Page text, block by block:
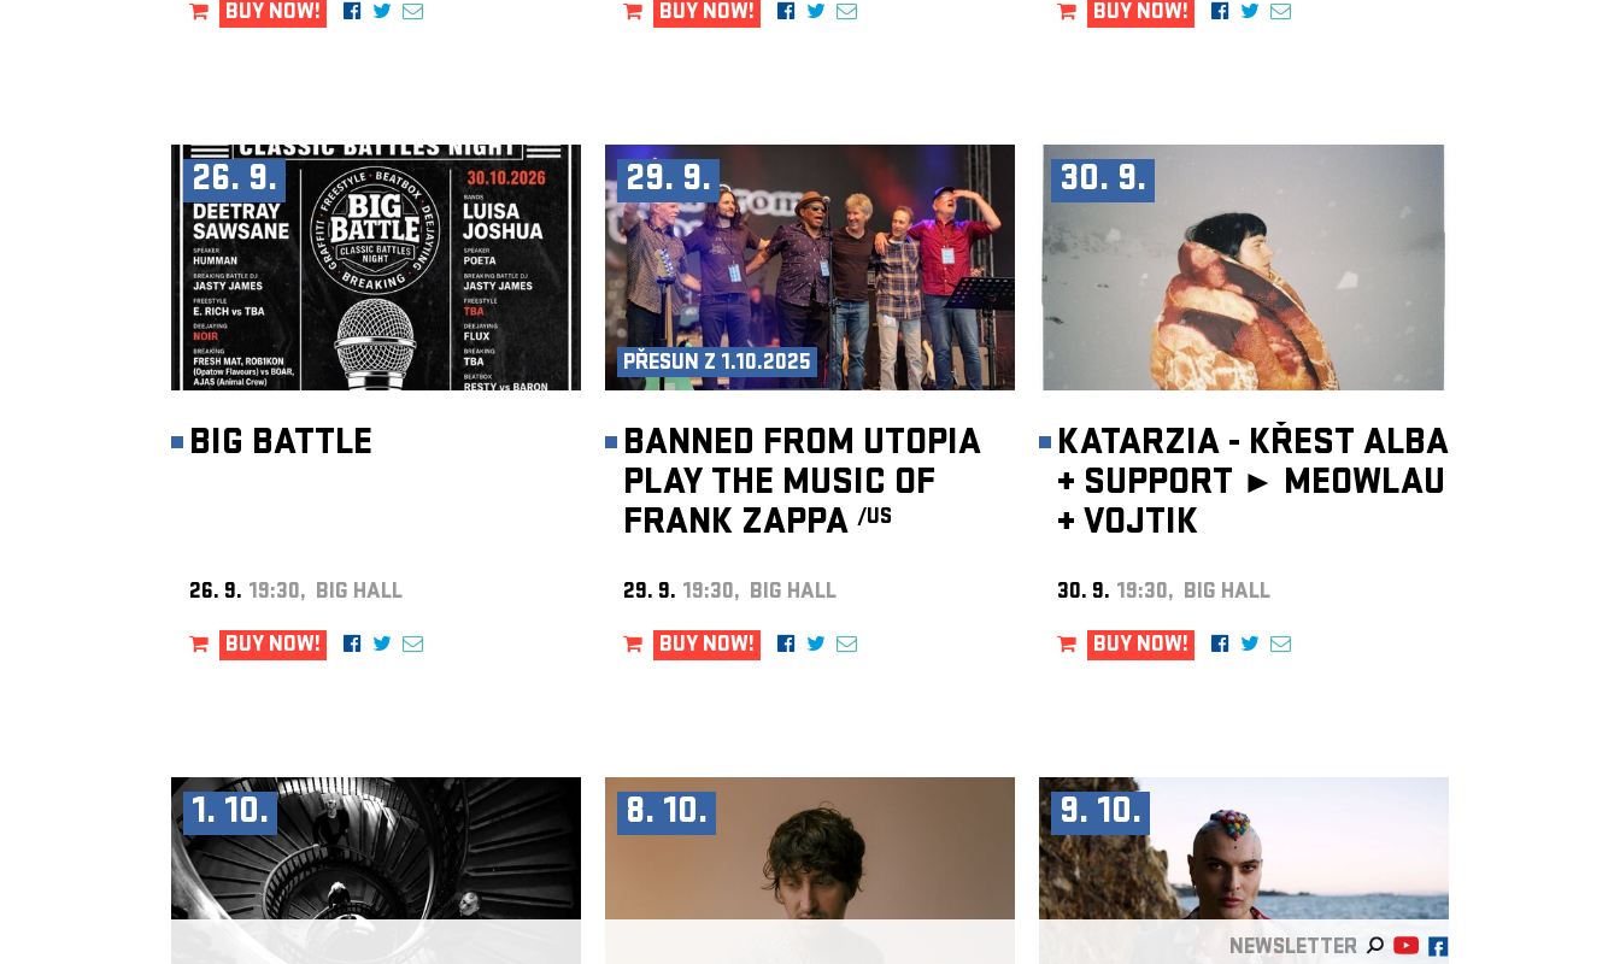
BUY NOW!
BUY NOW!
BUY NOW!
26. 9.
BIG BATTLE
26. 9. 19:30, BIG HALL
BUY NOW!
29. 9.
PŘESUN Z 1.10.2025
BANNED FROM UTOPIA
PLAY THE MUSIC OF
FRANK ZAPPA /US
29. 9. 19:30, BIG HALL
BUY NOW!
30. 9.
KATARZIA - KŘEST ALBA
+ SUPPORT ► MEOWLAU
+ VOJTIK
30. 9. 19:30, BIG HALL
BUY NOW!
1. 10. 8. 10. 9. 10.
NEWSLETTER